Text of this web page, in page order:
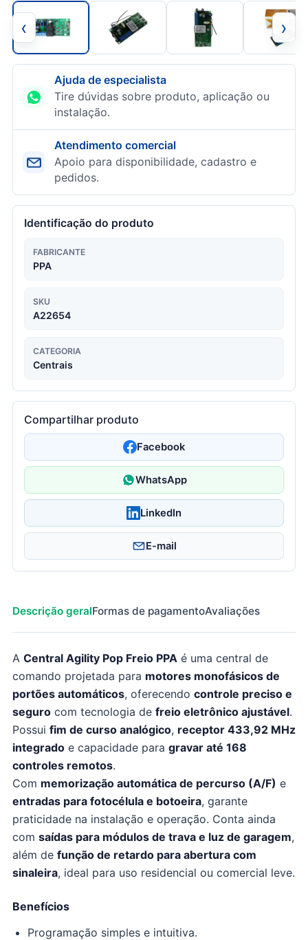
‹ ›
Ajuda de especialista
Tire dúvidas sobre produto, aplicação ou
instalação.
Atendimento comercial
Apoio para disponibilidade, cadastro e
pedidos.
Identificação do produto
FABRICANTE
PPA
SKU
A22654
CATEGORIA
Centrais
Compartilhar produto
Facebook
WhatsApp
LinkedIn
E-mail
Descrição geralFormas de pagamentoAvaliações
A Central Agility Pop Freio PPA é uma central de
comando projetada para motores monofásicos de
portões automáticos, oferecendo controle preciso e
seguro com tecnologia de freio eletrônico ajustável.
Possui fim de curso analógico, receptor 433,92 MHz
integrado e capacidade para gravar até 168
controles remotos.
Com memorização automática de percurso (A/F) e
entradas para fotocélula e botoeira, garante
praticidade na instalação e operação. Conta ainda
com saídas para módulos de trava e luz de garagem,
além de função de retardo para abertura com
sinaleira, ideal para uso residencial ou comercial leve.
Benefícios
Programação simples e intuitiva.